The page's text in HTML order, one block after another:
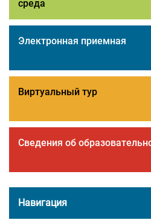
среда
Электронная приемная
Виртуальный тур
Сведения об
Навигация